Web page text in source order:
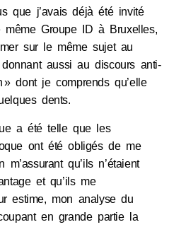
que j’avais déjà été invité
même Groupe ID à Bruxelles,
sur le même sujet au
aussi au discours anti-
» dont je comprends qu’elle
dents.
a été telle que les
ont été obligés de me
m’assurant qu’ils n’étaient
et qu’ils me
estime, mon analyse du
en grande partie la